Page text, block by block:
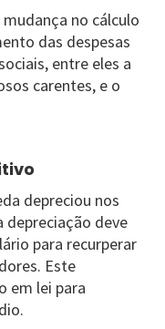
no cálculo
das despesas
entre eles a
carentes, e o
depreciou nos
depreciação deve
para recurperar
Este
em lei para